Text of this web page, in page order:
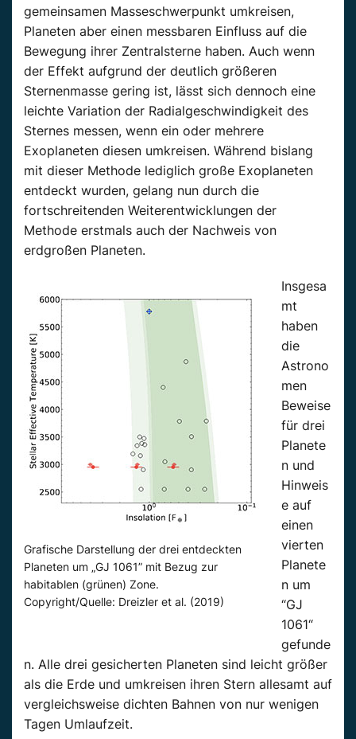
gemeinsamen Masseschwerpunkt umkreisen,
Planeten aber einen messbaren Einfluss auf die
Bewegung ihrer Zentralsterne haben. Auch wenn
der Effekt aufgrund der deutlich größeren
Sternenmasse gering ist, lässt sich dennoch eine
leichte Variation der Radialgeschwindigkeit des
Sternes messen, wenn ein oder mehrere
Exoplaneten diesen umkreisen. Während bislang
mit dieser Methode lediglich große Exoplaneten
entdeckt wurden, gelang nun durch die
fortschreitenden Weiterentwicklungen der
Methode erstmals auch der Nachweis von
erdgroßen Planeten.
Grafische Darstellung der drei entdeckten
Planeten um „GJ 1061” mit Bezug zur
habitablen (grünen) Zone.
Copyright/Quelle: Dreizler et al. (2019)
Insgesa
mt
haben
die
Astrono
men
Beweise
für drei
Planete
n und
Hinweis
e auf
einen
vierten
Planete
n um
“GJ
1061“
gefunde
n. Alle drei gesicherten Planeten sind leicht größer
als die Erde und umkreisen ihren Stern allesamt auf
vergleichsweise dichten Bahnen von nur wenigen
Tagen Umlaufzeit.